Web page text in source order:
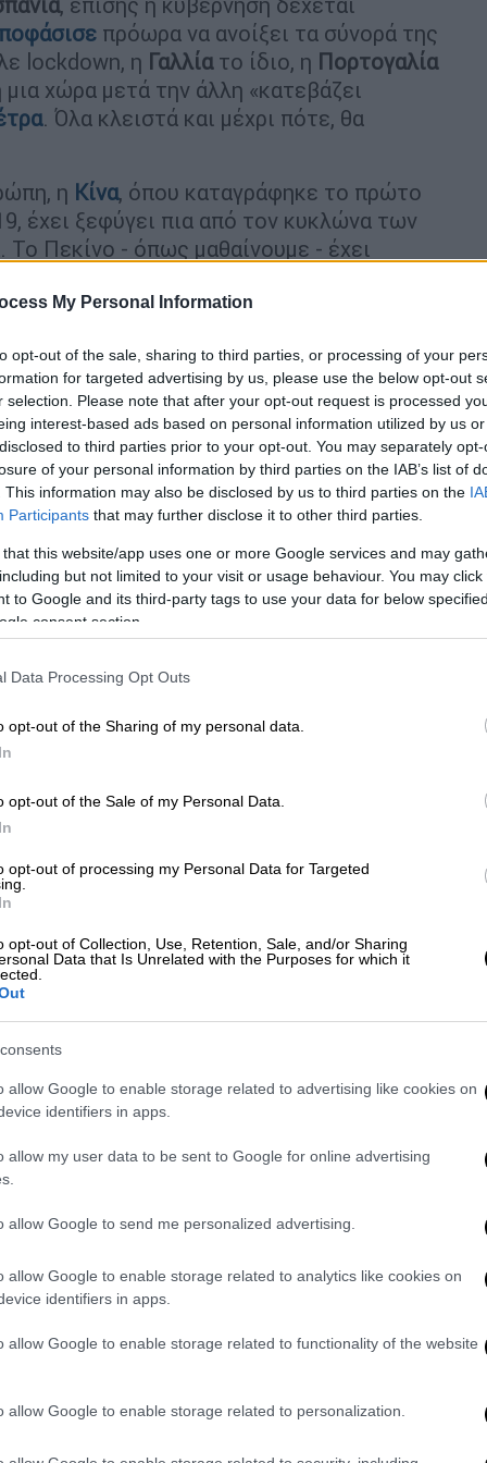
My Personal Information
opt-out of the sale, sharing to third parties, or processing of your
for targeted advertising by us, please use the below opt-out
selection. Please note that after your opt-out request is processed
interest-based ads based on personal information utilized by us
to third parties prior to your opt-out. You may separately
of your personal information by third parties on the IAB’s list of
This information may also be disclosed by us to third parties on the
Participants that may further disclose it to other third parties.
that this website/app uses one or more Google services and may
but not limited to your visit or usage behaviour. You may
to Google and its third-party tags to use your data for below
consent section.
Data Processing Opt Outs
opt-out of the Sharing of my personal data.
opt-out of the Sale of my Personal Data.
opt-out of processing my Personal Data for Targeted
opt-out of Collection, Use, Retention, Sale, and/or Sharing
Data that Is Unrelated with the Purposes for which it
allow Google to enable storage related to advertising like cookies on
identifiers in apps.
allow my user data to be sent to Google for online advertising
allow Google to send me personalized advertising.
allow Google to enable storage related to analytics like cookies on
identifiers in apps.
allow Google to enable storage related to functionality of the website
allow Google to enable storage related to personalization.
πρόωρα να ανοίξει τα σύνορά της
lockdown, η Γαλλίατο ίδιο, η Πορτογαλία
χώρα μετά την άλλη «κατεβάζει
. Όλα κλειστά και μέχρι πότε, θα
η Κίνα, όπου καταγράφηκε το πρώτο
έχει ξεφύγει πια από τον κυκλώνα των
Πεκίνο - όπως μαθαίνουμε - έχει
της πανδημίας, η οποία δείχνει πως
των 50 πρώτων χωρών στη σχετική
κρουσμάτων και θανάτων από Covid-19
218 χωρών της σχετικής λίστας με
πληθυσμό 1,4 δισ… Για να καταλάβουμε τη
πρώτες με 10.288.480 κρούσματα και
εκατ. κατοίκους!
ανθρώπους και μια χώρα από όπου
τη Γη ο κορονοϊός, έχει λιγότερα
όπως το Ομάν και ο
των θανάτων: περισσότεροι
τις Κάτω Χώρες από ό,τι στην Κίνα.
του Παγκόσμιου Οργανισμού
αποστολή όταν η δεύτερη
ακόμη τον υψηλότερο αριθμό
αντιμετώπιζαν κριτική για
πληροφοριών σχετικά με την αρχική
μια πόλη στην κεντρική επαρχία
σοκαρισμένοι όταν είδαν πόσο γρήγορα